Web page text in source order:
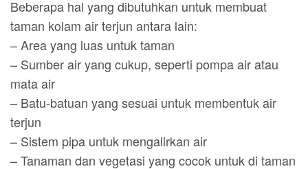
Beberapa hal yang dibutuhkan untuk membuat
taman kolam air terjun antara lain:
– Area yang luas untuk taman
– Sumber air yang cukup, seperti pompa air atau
mata air
– Batu-batuan yang sesuai untuk membentuk air
terjun
– Sistem pipa untuk mengalirkan air
– Tanaman dan vegetasi yang cocok untuk di taman